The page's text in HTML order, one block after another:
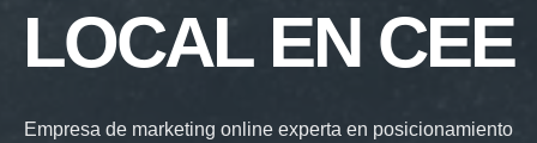
LOCAL EN CEE
Empresa de marketing online experta en posicionamiento